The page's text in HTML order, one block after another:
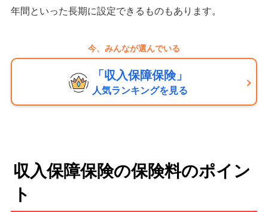
年間といった長期に設定できるものもあります。
今、みんなが選んでいる
「収入保障保険」
人気ランキングを見る
収入保障保険の保険料のポイン
ト